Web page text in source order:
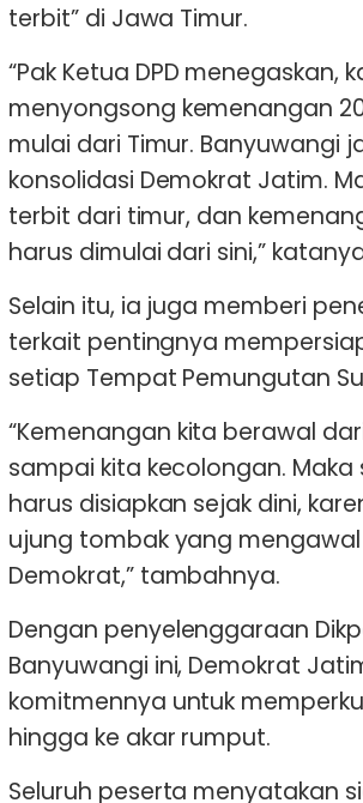
terbit” di Jawa Timur.
“Pak Ketua DPD menegaskan,
menyongsong kemenangan
mulai dari Timur. Banyuwangi
konsolidasi Demokrat Jatim.
terbit dari timur, dan
harus dimulai dari sini,”
Selain itu, ia juga memberi
terkait pentingnya
setiap Tempat Pemungutan
“Kemenangan kita berawal
sampai kita kecolongan. Maka
harus disiapkan sejak dini,
ujung tombak yang
Demokrat,” tambahnya.
Dengan penyelenggaraan
Banyuwangi ini, Demokrat
komitmennya untuk
hingga ke akar rumput.
Seluruh peserta menyatakan